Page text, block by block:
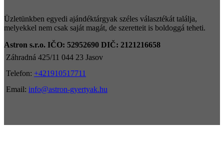
Üzletünkben egyedi ajándéktárgyak széles választékát találja,
melyekkel nem csak saját magát, de szeretteit is boldoggá teheti.
Astron s.r.o. IČO: 52952690 DIČ: 2121216658
Záhradná 425/11 044 23 Jasov
Telefon: +421910517711
Email: info@astron-gyertyak.hu